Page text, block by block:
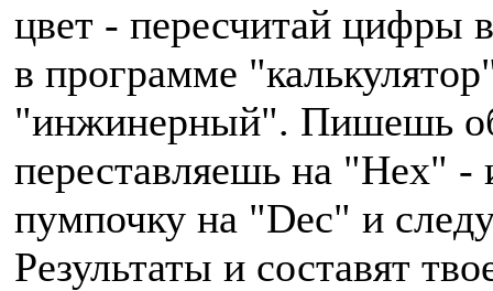
цвет - пересчитай цифры
в программе
"инжинерный". Пишешь
переставляешь на "Hex"
пумпочку на "Dec" и
Результаты и составят